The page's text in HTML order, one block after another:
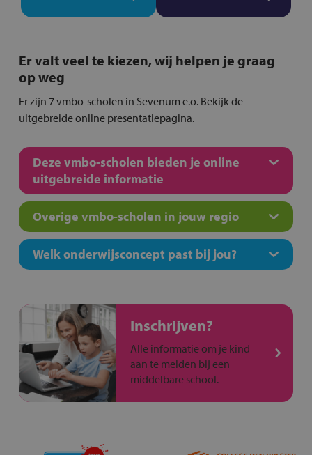
Er valt veel te kiezen, wij helpen je graag
op weg
Er zijn 7 vmbo-scholen in Sevenum e.o. Bekijk de
uitgebreide online presentatiepagina.
Deze vmbo-scholen bieden je online
uitgebreide informatie
Overige vmbo-scholen in jouw regio
Welk onderwijsconcept past bij jou?
Inschrijven?
Alle informatie om je kind
aan te melden bij een
middelbare school.